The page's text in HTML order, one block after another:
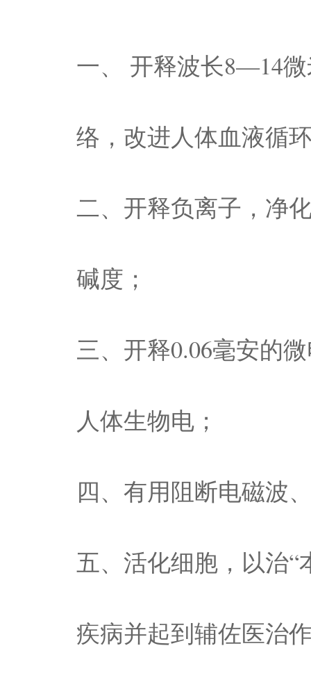
一、 开释波长8—14
络，改进人体血液循
二、开释负离子，净
碱度；
三、开释0.06毫安的
人体生物电；
四、有用阻断电磁波
五、活化细胞，以治
疾病并起到辅佐医治